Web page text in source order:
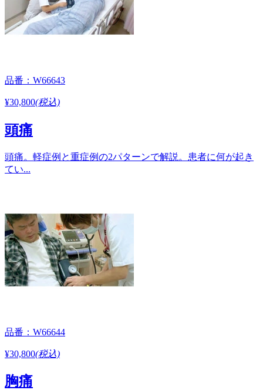
品番：W66643
¥30,800(税込)
頭痛
頭痛。軽症例と重症例の2パターンで解説。患者に何が起き
てい...
品番：W66644
¥30,800(税込)
胸痛